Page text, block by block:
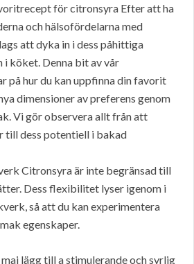
för citronsyra Efter att ha
och hälsofördelarna med
att dyka in i dess påhittiga
i köket. Denna bit av vår
på hur du kan uppfinna din favorit
dimensioner av preferens genom
Vi gör observera allt från att
till dess potentiell i bakad
Citronsyra är inte begränsad till
Dess flexibilitet lyser igenom i
så att du kan experimentera
egenskaper.
lägg till a stimulerande och syrlig